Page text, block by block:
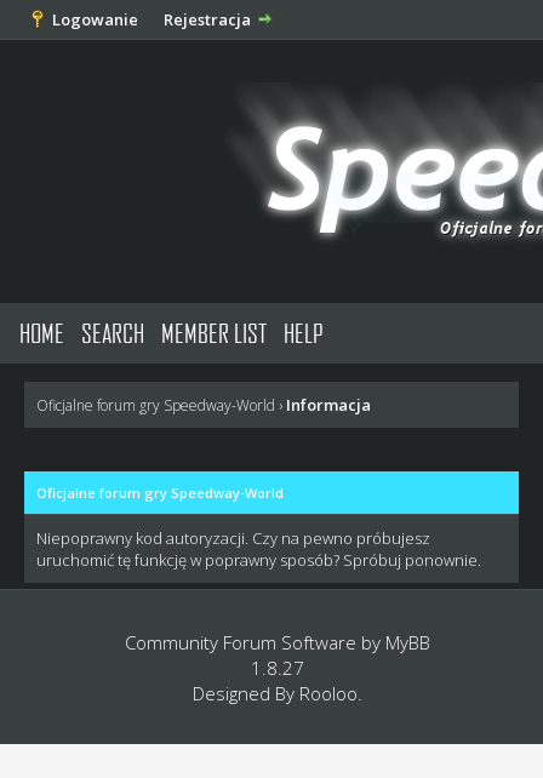
Logowanie Rejestracja
HOME SEARCH MEMBER LIST HELP
Oficjalne forum gry Speedway-World › Informacja
Oficjalne forum gry Speedway-World
Niepoprawny kod autoryzacji. Czy na pewno próbujesz
uruchomić tę funkcję w poprawny sposób? Spróbuj ponownie.
Community Forum Software by MyBB
1.8.27
Designed By Rooloo.